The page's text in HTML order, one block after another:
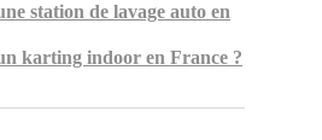
station de lavage auto en
karting indoor en France ?